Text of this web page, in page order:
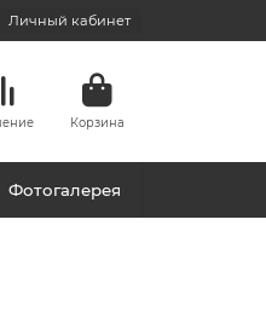
Личный кабинет
Корзина
Фотогалерея